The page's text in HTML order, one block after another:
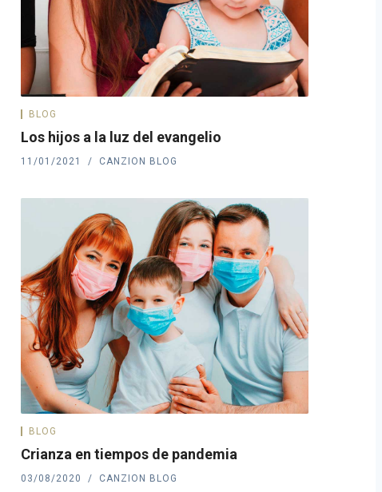
BLOG
Los hijos a la luz del evangelio
11/01/2021 CANZION BLOG
BLOG
Crianza en tiempos de pandemia
03/08/2020 CANZION BLOG